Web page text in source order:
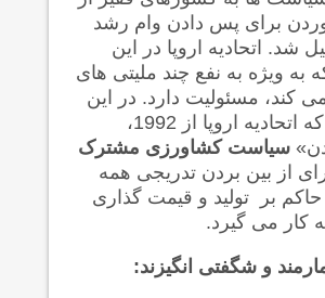
برای پس دادن وام رشد
شد. اتحادیه اروپا در این
به ویژه به نفع چند ملیتی های
کند، مسئولیت دارد. در این
راستا ست که اتحادیه اروپا از 1992،
سیاست کشاورزی مشترک
از بین بردن تدریجی همه
بر تولید و قیمت گذاری
کار می گیرد.
و شگفتی انگیزند: